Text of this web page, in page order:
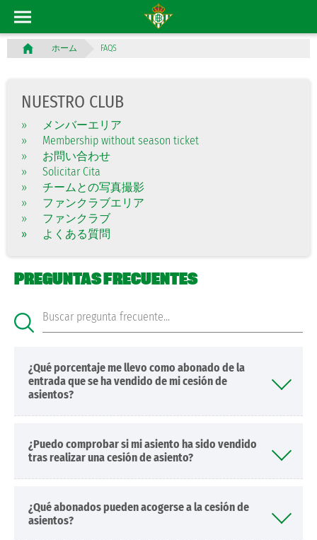
ホーム FAQS
NUESTRO CLUB
»
メンバーエリア
»
Membership without season ticket
»
お問い合わせ
»
Solicitar Cita
»
チームとの写真撮影
»
ファンクラブエリア
»
ファンクラブ
»
» よくある質問
PREGUNTAS FRECUENTES
Buscar pregunta frecuente...
¿Qué porcentaje me llevo como abonado de la
entrada que se ha vendido de mi cesión de
asientos?
¿Puedo comprobar si mi asiento ha sido vendido
tras realizar una cesión de asiento?
¿Qué abonados pueden acogerse a la cesión de
asientos?